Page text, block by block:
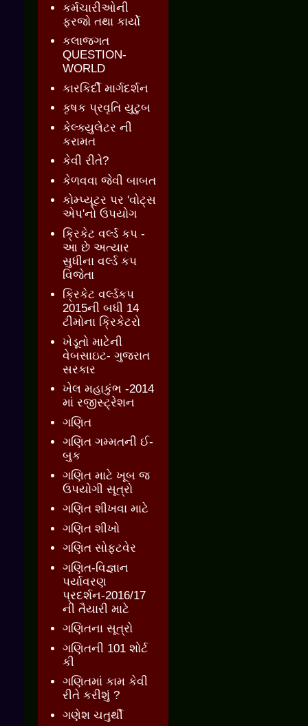
કર્મચારીઓની
ફરજો તથા કાર્યો
કલાજગત
QUESTION-
WORLD
કારકિર્દી માર્ગદર્શન
કૃષક પ્રવૃતિ યુટુબ
કેલ્ક્યુલેટર ની
કરામત
કેવી રીતે?
કેળવવા જેવી બાબત
કોમ્પ્યૂટર પર 'વોટ્સ
એપ'નો ઉપયોગ
ક્રિકેટ વર્લ્ડ કપ -
આ છે અત્યાર
સુધીના વર્લ્ડ કપ
વિજેતા
ક્રિકેટ વર્લ્ડકપ
2015ની બધી 14
ટીમોના ક્રિકેટરો
ખેડૂતો માટેની
વેબસાઇટ- ગુજરાત
સરકાર
ખેલ મહાકુંભ -2014
માં રજીસ્ટ્રેશન
ગણિત
ગણિત ગમ્મતની ઈ-
બુક
ગણિત માટે ખૂબ જ
ઉપયોગી સૂત્રો
ગણિત શીખવા માટે
ગણિત શીખો
ગણિત સોફ્ટવેર
ગણિત-વિજ્ઞાન
પર્યાવરણ
પ્રદર્શન-2016/17
ની તૈયારી માટે
ગણિતના સૂત્રો
ગણિતની 101 શોર્ટ
કી
ગણિતમાં કામ કેવી
રીતે કરીશું ?
ગણેશ ચતુર્થી